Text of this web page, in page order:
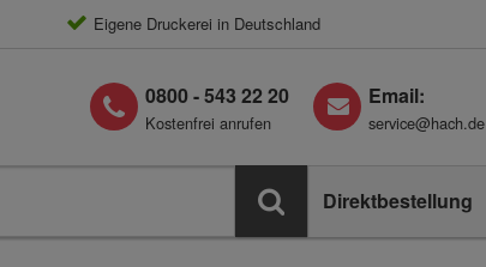
Eigene Druckerei in Deutschland
0800 - 543 22 20
Kostenfrei anrufen
Email:
service@hach.de
Direktbestellung